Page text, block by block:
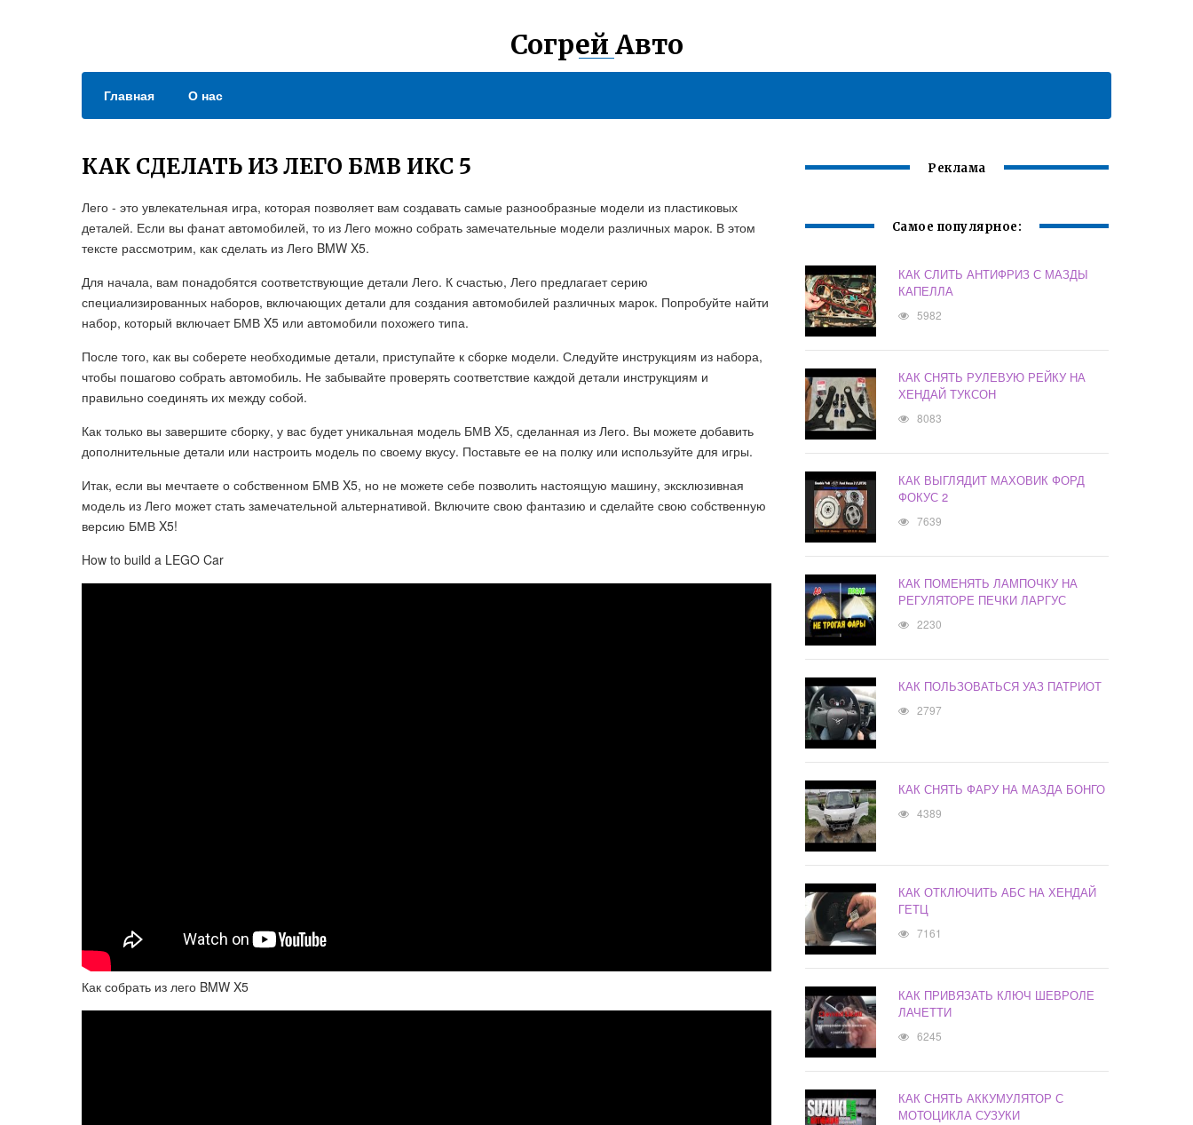
Согрей Авто
Главная О нас
КАК СДЕЛАТЬ ИЗ ЛЕГО БМВ ИКС 5
Лего - это увлекательная игра, которая позволяет вам создавать самые разнообразные модели из пластиковых
деталей. Если вы фанат автомобилей, то из Лего можно собрать замечательные модели различных марок. В этом
тексте рассмотрим, как сделать из Лего BMW X5.
Для начала, вам понадобятся соответствующие детали Лего. К счастью, Лего предлагает серию
специализированных наборов, включающих детали для создания автомобилей различных марок. Попробуйте найти
набор, который включает БМВ X5 или автомобили похожего типа.
После того, как вы соберете необходимые детали, приступайте к сборке модели. Следуйте инструкциям из набора,
чтобы пошагово собрать автомобиль. Не забывайте проверять соответствие каждой детали инструкциям и
правильно соединять их между собой.
Как только вы завершите сборку, у вас будет уникальная модель БМВ X5, сделанная из Лего. Вы можете добавить
дополнительные детали или настроить модель по своему вкусу. Поставьте ее на полку или используйте для игры.
Итак, если вы мечтаете о собственном БМВ X5, но не можете себе позволить настоящую машину, эксклюзивная
модель из Лего может стать замечательной альтернативой. Включите свою фантазию и сделайте свою собственную
версию БМВ X5!
How to build a LEGO Car
Как собрать из лего BMW X5
Реклама
Самое популярное:
КАК СЛИТЬ АНТИФРИЗ С МАЗДЫ
КАПЕЛЛА
5982
КАК СНЯТЬ РУЛЕВУЮ РЕЙКУ НА
ХЕНДАЙ ТУКСОН
8083
КАК ВЫГЛЯДИТ МАХОВИК ФОРД
ФОКУС 2
7639
КАК ПОМЕНЯТЬ ЛАМПОЧКУ НА
РЕГУЛЯТОРЕ ПЕЧКИ ЛАРГУС
2230
КАК ПОЛЬЗОВАТЬСЯ УАЗ ПАТРИОТ
2797
КАК СНЯТЬ ФАРУ НА МАЗДА БОНГО
4389
КАК ОТКЛЮЧИТЬ АБС НА ХЕНДАЙ
ГЕТЦ
7161
КАК ПРИВЯЗАТЬ КЛЮЧ ШЕВРОЛЕ
ЛАЧЕТТИ
6245
КАК СНЯТЬ АККУМУЛЯТОР С
МОТОЦИКЛА СУЗУКИ